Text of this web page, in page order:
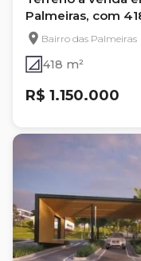
Palmeiras, com
Pedro 0
Bairro das Palmeiras
418 m²
R$ 1.150.000